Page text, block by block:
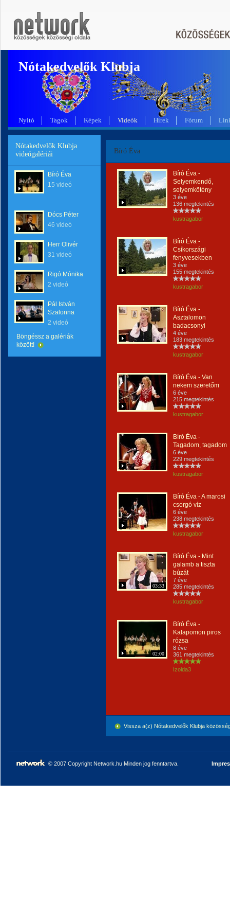
Nótakedvelők Klubja
Nyitó Tagok Képek Videók Hírek Fórum
Nótakedvelők Klubja
videógalériái
Bíró Éva
15 videó
Dócs Péter
46 videó
Herr Olivér
31 videó
Rigó Mónika
2 videó
Pál István
Szalonna
2 videó
Böngéssz a galériák
között!
Bíró Éva
Bíró Éva -
Selyemkendő,
selyemkötény
3 éve
136 megtekintés
kustragabor
Bíró Éva -
Csíkországi
fenyvesekben
3 éve
155 megtekintés
kustragabor
Bíró Éva -
Asztalomon
badacsonyi
4 éve
183 megtekintés
kustragabor
Bíró Éva - Van
nekem szeretőm
6 éve
215 megtekintés
kustragabor
Bíró Éva -
Tagadom, tagadom
6 éve
229 megtekintés
kustragabor
Bíró Éva - A marosi
csorgó víz
6 éve
238 megtekintés
kustragabor
03:33
Bíró Éva - Mint
galamb a tiszta
búzát
7 éve
285 megtekintés
kustragabor
02:00
Bíró Éva -
Kalapomon piros
rózsa
8 éve
361 megtekintés
Izolda3
Vissza a(z) Nótakedvelők Klubja
© 2007 Copyright Network.hu Minden jog fenntartva.